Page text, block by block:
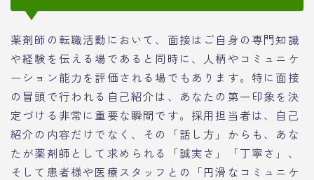
薬剤師の転職活動において、面接はご自身の専門知識
や経験を伝える場であると同時に、人柄やコミュニケ
ーション能力を評価される場でもあります。特に面接
の冒頭で行われる自己紹介は、あなたの第一印象を決
定づける非常に重要な瞬間です。採用担当者は、自己
紹介の内容だけでなく、その「話し方」からも、あな
たが薬剤師として求められる「誠実さ」「丁寧さ」、
そして患者様や医療スタッフとの「円滑なコミュニケ